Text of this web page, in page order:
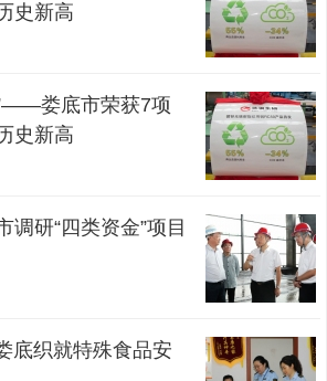
史新高
”——娄底市荣获7项
史新高
调研“四类资金”项目
底织就特殊食品安